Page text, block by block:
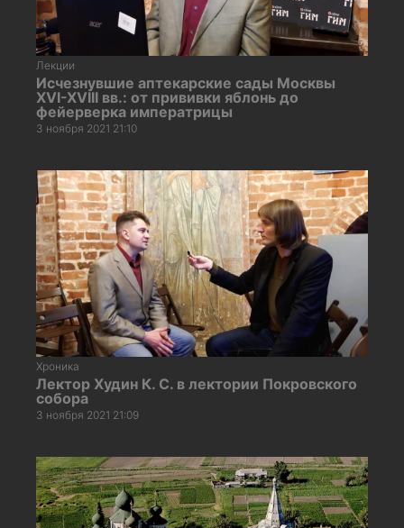
Лекции
Исчезнувшие аптекарские сады Москвы
XVI-XVIII вв.: от прививки яблонь до
фейерверка императрицы
3 ноября 2021 21:10
Хроника
Лектор Худин К. С. в лектории Покровского
собора
3 ноября 2021 21:09